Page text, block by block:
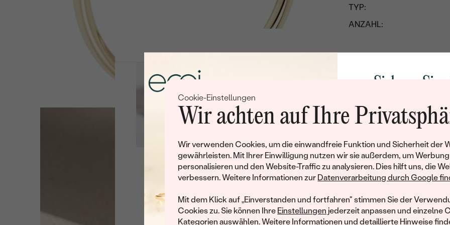
Cookie-Einstellungen
Wir achten auf Ihre
Wir verwenden Cookies, um die einwandfreie Funktion und Sicherheit der
gewährleisten. Mit Ihrer Einwilligung nutzen wir sie außerdem, um Werbung
personalisieren und den Website-Traffic zu analysieren. Dies hilft uns, die
verbessern. Weitere Informationen zur Datenverarbeitung durch Google
Mit dem Klick auf „Einverstanden und fortfahren" stimmen Sie der
Cookies zu. Sie können Ihre Einstellungen jederzeit anpassen und einzelne
Kategorien auswählen. Weitere Informationen und detaillierte Hinweise
TYP:
ANZAHL:
REINHEIT:
FORM:
HERKUNFT:
Nebensteine
TYP:
ANZAHL:
KARATGEWICHT:
ABMESSUNGEN:
Leider hat dieses Schmuckstück bereits seinen Besitzer
informiert werden möchten, hinterlassen Sie uns bitte Ihre E-
Sichern Sie
Rabatt auf
Werden Sie Teil
und entdecken Sie die
gefertigten Schmucks
Ihren ersten